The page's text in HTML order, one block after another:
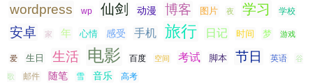
wordpress wp 仙剑 动漫 博客 图片 夜 学习 学校
安卓 家 年 心情 感受 手机 旅行 日记 时间 梦 游戏
爱 生日 生活 电影 百度 空间 考试 脚本 节日 英语 谷
歌 邮件 随笔 雪 音乐 高考